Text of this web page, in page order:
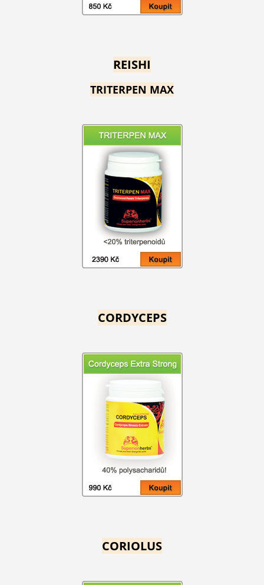
REISHI
TRITERPEN MAX
CORDYCEPS
CORIOLUS